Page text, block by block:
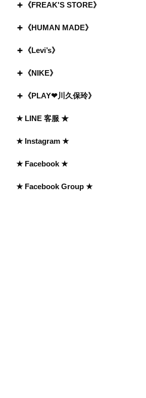
《FREAK'S STORE》
《HUMAN MADE》
《Levi’s》
《NIKE》
《PLAY❤川久保玲》
★ LINE 客服 ★
★ Instagram ★
★ Facebook ★
★ Facebook Group ★